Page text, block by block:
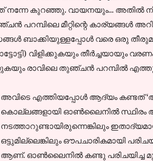
നന്നേ കുറഞ്ഞു. വായനയും... അതില്‍
പറമ്പിലെ മീറ്റിന്റെ കാര്യങ്ങള്‍
ബാക്കിയുള്ളപ്പോള്‍ വരെ ഒരു
വിളിക്കുകയും തീര്‍ച്ചയായും
രാവിലെ തുഞ്ചന്‍ പറമ്പില്‍
അവിടെ എത്തിയപ്പോള്‍ ആദ്യം കണ്ടത്
കൊല്ലങ്ങളായി ഓണ്‍ലൈനില്‍ സ്ഥിരം
നടത്താറുണ്ടായിരുന്നെങ്കിലും
ഒട്ടുമില്ലെങ്കിലും ഔപചാരികമായി
ആണ്. ഓണ്‍ലൈനില്‍ കണ്ടു പരിചയിച്ച